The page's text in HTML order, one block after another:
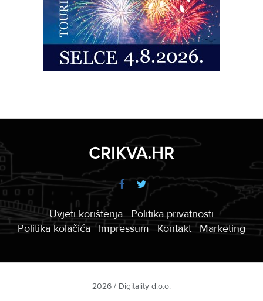
CRIKVA.HR
Uvjeti korištenja
Politika privatnosti
Politika kolačića
Impressum Kontakt Marketing
2026 / Digitality d.o.o.